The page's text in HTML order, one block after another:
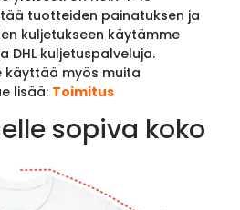
tuotteiden painatuksen ja
kuljetukseen käytämme
DHL kuljetuspalveluja.
käyttää myös muita
lisää: Toimitus
sopiva koko